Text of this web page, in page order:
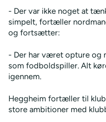
- Der var ikke noget at
simpelt, fortæller
og fortsætter:
- Der har været opture og
som fodboldspiller. Alt
igennem.
Heggheim fortæller til
store ambitioner med